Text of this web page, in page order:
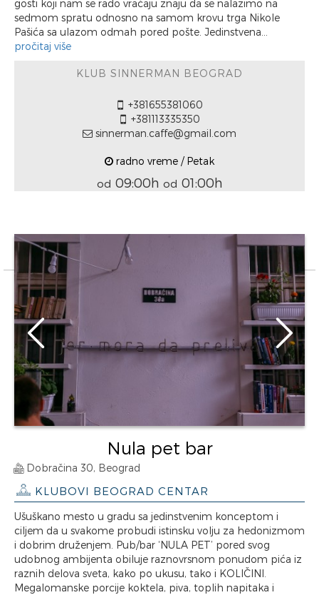
gosti koji nam se rado vraćaju znaju da se nalazimo na
sedmom spratu odnosno na samom krovu trga Nikole
Pašića sa ulazom odmah pored pošte. Jedinstvena...
pročitaj više
KLUB SINNERMAN BEOGRAD
+381655381060
+381113335350
sinnerman.caffe@gmail.com
radno vreme / Petak
od 09:00h od 01:00h
Nula pet bar
Dobračina 30, Beograd
KLUBOVI BEOGRAD CENTAR
Ušuškano mesto u gradu sa jedinstvenim konceptom i
ciljem da u svakome probudi istinsku volju za hedonizmom
i dobrim druženjem. Pub/bar ‘NULA PET’ pored svog
udobnog ambijenta obiluje raznovrsnom ponudom pića iz
raznih delova sveta, kako po ukusu, tako i KOLIČINI.
Megalomanske porcije koktela, piva, toplih napitaka i